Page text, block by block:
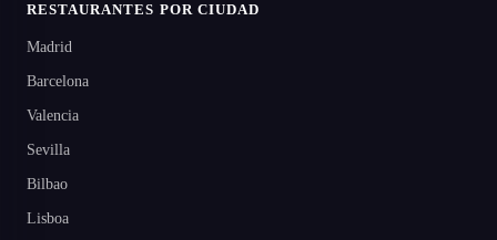
RESTAURANTES POR CIUDAD
Madrid
Barcelona
Valencia
Sevilla
Bilbao
Lisboa